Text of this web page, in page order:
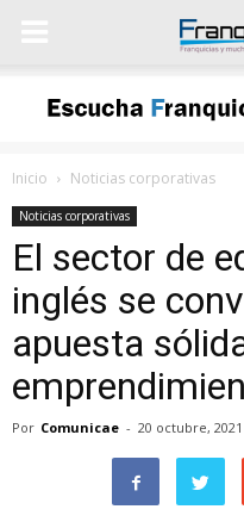
Inicio Noticias corporativas
Noticias corporativas
El sector de
inglés se
apuesta
Por Comunicae - 20 octubre, 2021